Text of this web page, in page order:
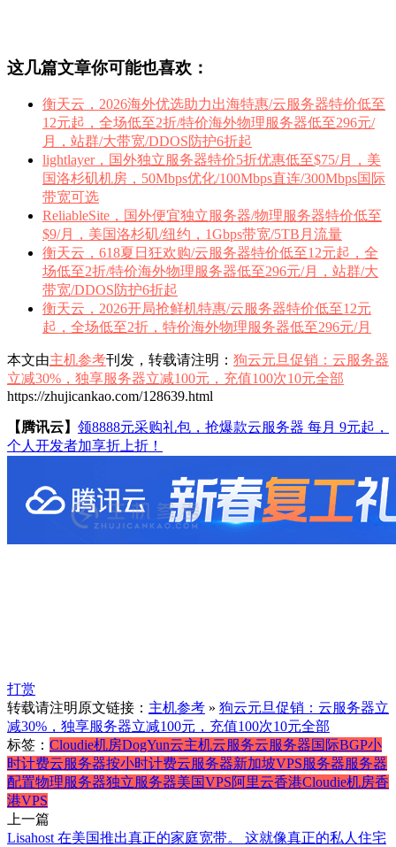
这几篇文章你可能也喜欢：
衡天云，2026海外优选助力出海特惠/云服务器特价低至
12元起，全场低至2折/特价海外物理服务器低至296元/
月，站群/大带宽/DDOS防护6折起
lightlayer，国外独立服务器特价5折优惠低至$75/月，美
国洛杉矶机房，50Mbps优化/100Mbps直连/300Mbps国际
带宽可选
ReliableSite，国外便宜独立服务器/物理服务器特价低至
$9/月，美国洛杉矶/纽约，1Gbps带宽/5TB月流量
衡天云，618夏日狂欢购/云服务器特价低至12元起，全
场低至2折/特价海外物理服务器低至296元/月，站群/大
带宽/DDOS防护6折起
衡天云，2026开局抢鲜机特惠/云服务器特价低至12元
起，全场低至2折，特价海外物理服务器低至296元/月
本文由主机参考刊发，转载请注明： 狗云元旦促销：云服务器
立减30%，独享服务器立减100元，充值100次10元全部
https://zhujicankao.com/128639.html
【腾讯云】 领8888元采购礼包，抢爆款云服务器 每月 9元起，
个人开发者加享折上折！
打赏
转载请注明原文链接： 主机参考 » 狗云元旦促销：云服务器立
减30%，独享服务器立减100元，充值100次10元全部
标签： Cloudie机房DogYun云主机云服务云服务器国际BGP小
时计费云服务器按小时计费云服务器新加坡VPS服务器服务器
配置物理服务器独立服务器美国VPS阿里云香港Cloudie机房香
港VPS
上一篇
Lisahost 在美国推出真正的家庭宽带。 这就像真正的私人住宅